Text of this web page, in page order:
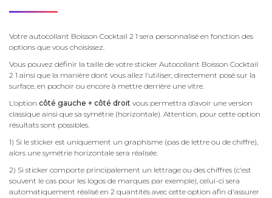
Votre autocollant Boisson Cocktail 2 1 sera personnalisé en fonction des
options que vous choisissez.
Vous pouvez définir la taille de votre sticker Autocollant Boisson Cocktail
2 1 ainsi que la manière dont vous allez l’utiliser; directement posé sur la
surface, en pochoir ou encore à mettre derrière une vitre.
L’option côté gauche + côté droit vous permettra d’avoir une version
classique ainsi que sa symétrie (horizontale). Attention, pour cette option
résultats sont possibles.
1) Si le sticker est uniquement un graphisme (pas de lettre ou de chiffre),
alors une symétrie horizontale sera réalisée.
2) Si sticker comporte principalement un lettrage ou des chiffres (c'est
souvent le cas pour les logos de marques par exemple), celui-ci sera
automatiquement réalisé en 2 quantités avec cette option afin d'assurer